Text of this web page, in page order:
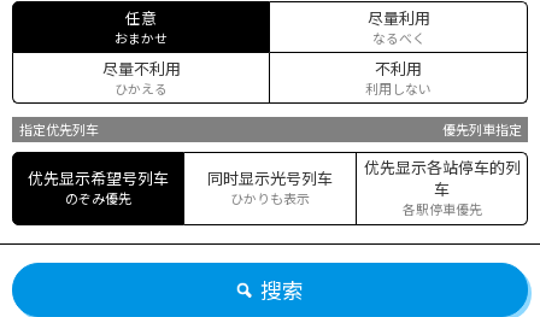
任意
おまかせ
尽量利用
なるべく
尽量不利用
ひかえる
不利用
利用しない
指定优先列车 優先列車指定
优先显示希望号列车
のぞみ優先
同时显示光号列车
ひかりも表示
优先显示各站停车的列
车
各駅停車優先
搜索